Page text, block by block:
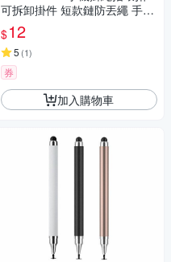
可拆卸掛件 短款鏈防丟繩 手指
圈掛環掛 10.5公分長 CPA028
$12
5 (1)
券
加入購物車